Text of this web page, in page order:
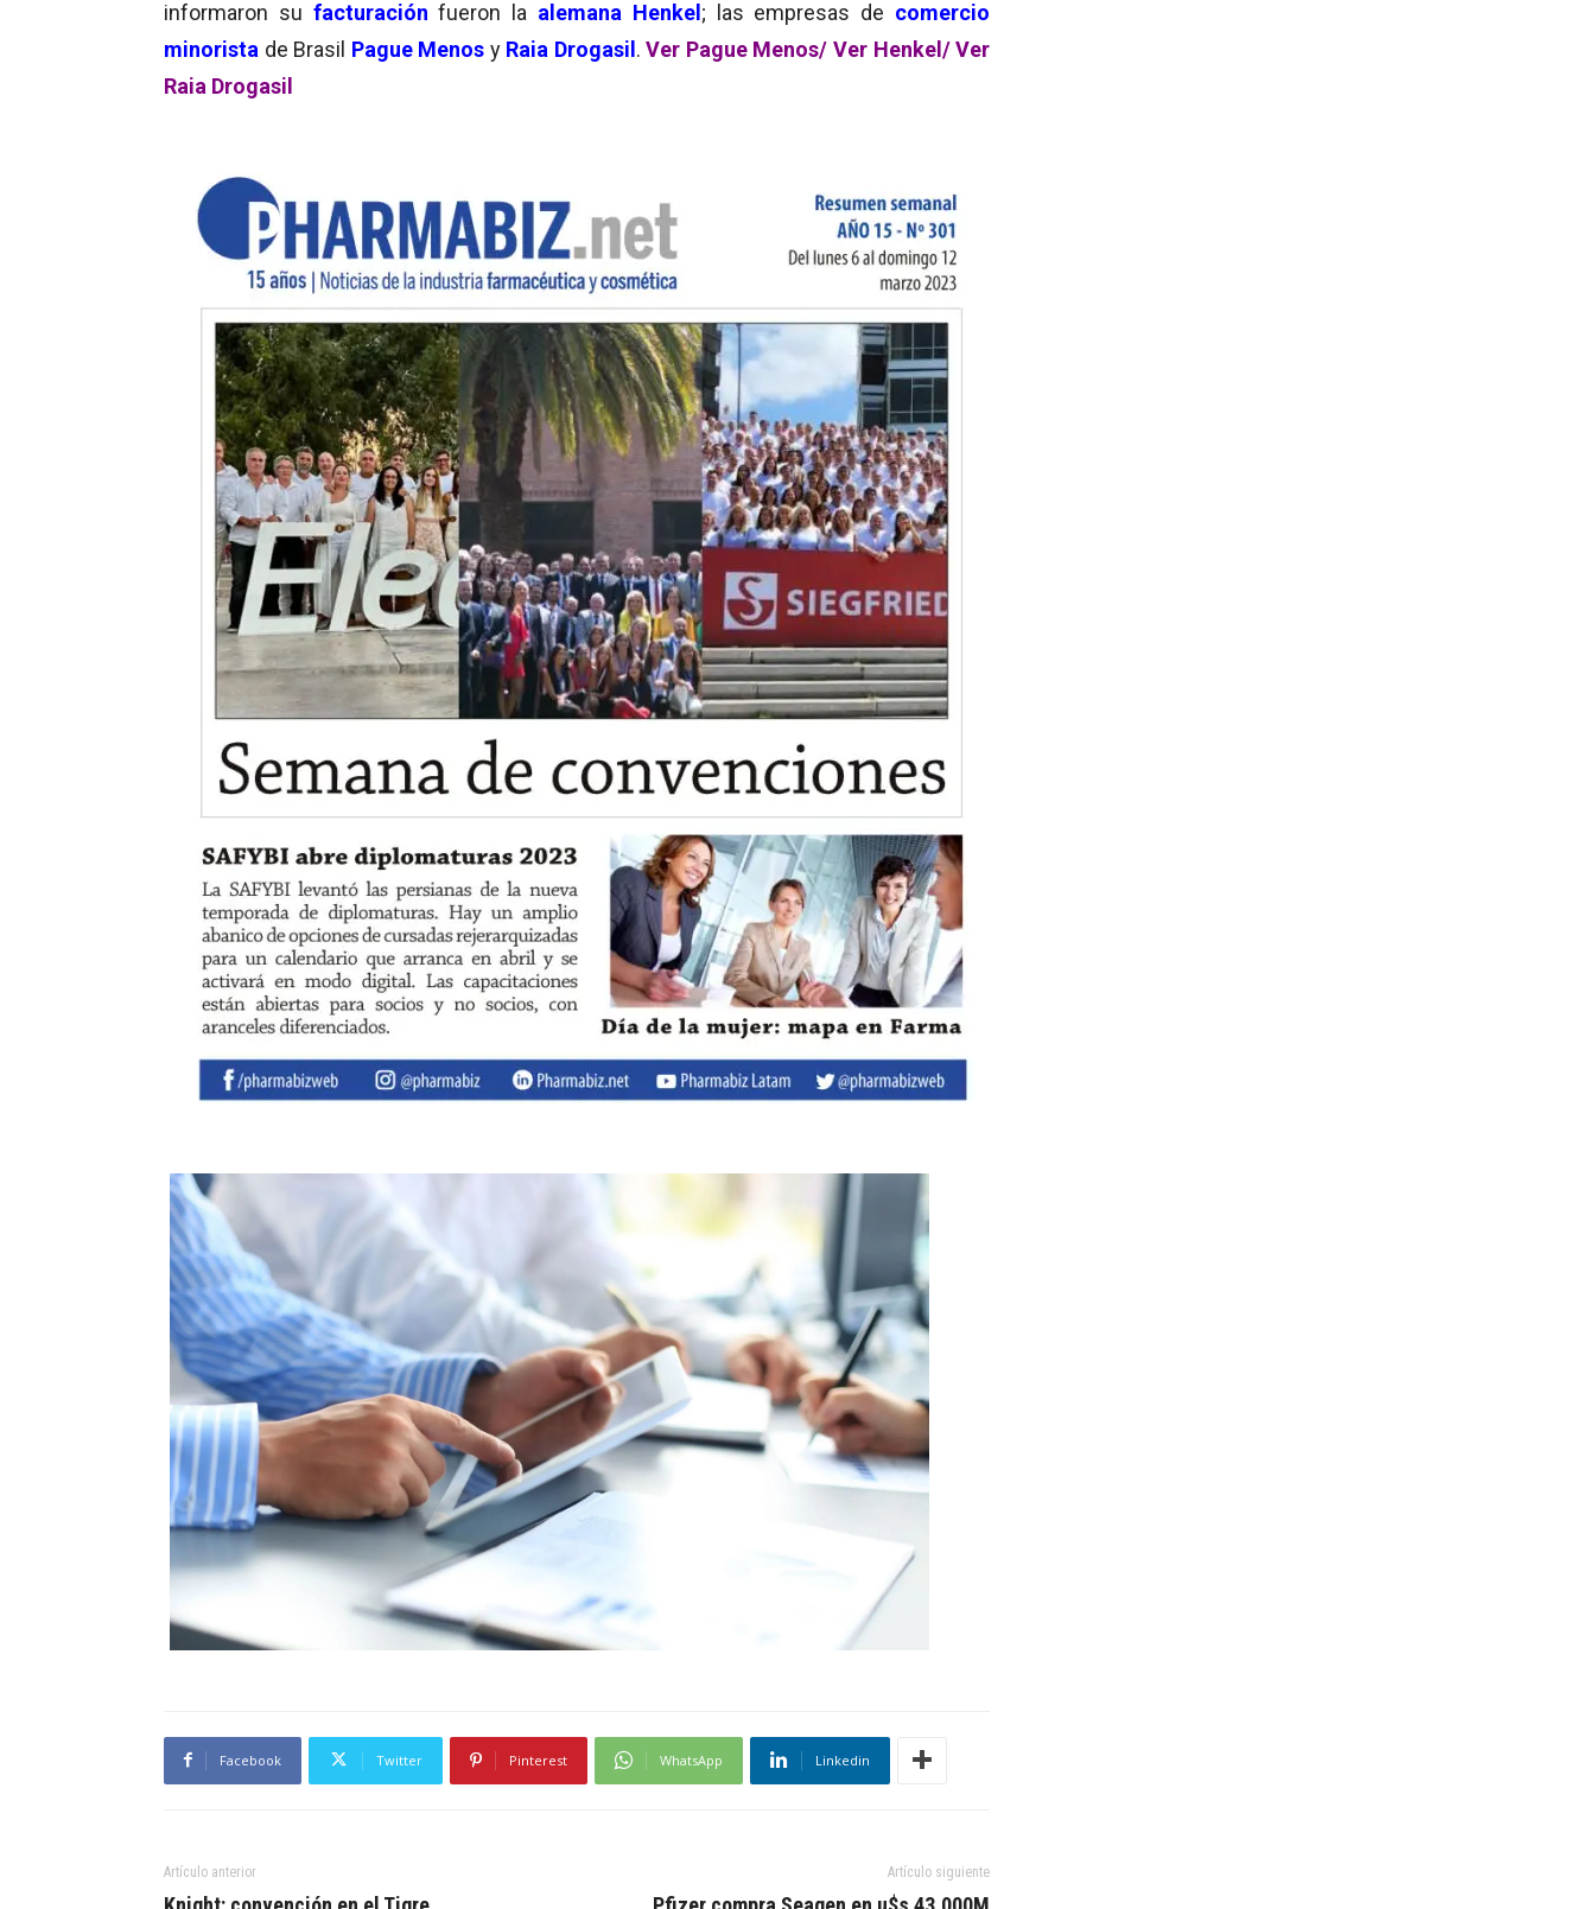
informaron su facturación fueron la alemana Henkel; las empresas de comercio
minorista de Brasil Pague Menos y Raia Drogasil.Ver Pague Menos/ Ver Henkel/ Ver
Raia Drogasil
Facebook Twitter Pinterest WhatsApp Linkedin
Artículo anterior Artículo siguiente